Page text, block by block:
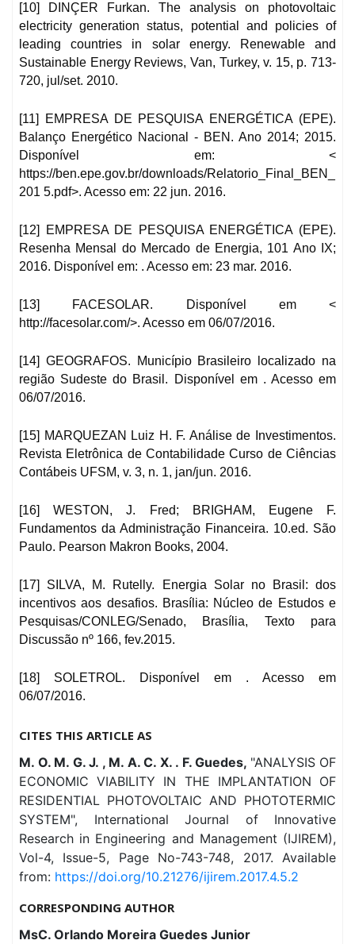
[10] DINÇER Furkan. The analysis on photovoltaic
electricity generation status, potential and policies of
leading countries in solar energy. Renewable and
Sustainable Energy Reviews, Van, Turkey, v. 15, p. 713-
720, jul/set. 2010.
[11] EMPRESA DE PESQUISA ENERGÉTICA (EPE).
Balanço Energético Nacional - BEN. Ano 2014; 2015.
Disponível em: <
https://ben.epe.gov.br/downloads/Relatorio_Final_BEN_
201 5.pdf>. Acesso em: 22 jun. 2016.
[12] EMPRESA DE PESQUISA ENERGÉTICA (EPE).
Resenha Mensal do Mercado de Energia, 101 Ano IX;
2016. Disponível em: . Acesso em: 23 mar. 2016.
[13] FACESOLAR. Disponível em <
http://facesolar.com/>. Acesso em 06/07/2016.
[14] GEOGRAFOS. Município Brasileiro localizado na
região Sudeste do Brasil. Disponível em . Acesso em
06/07/2016.
[15] MARQUEZAN Luiz H. F. Análise de Investimentos.
Revista Eletrônica de Contabilidade Curso de Ciências
Contábeis UFSM, v. 3, n. 1, jan/jun. 2016.
[16] WESTON, J. Fred; BRIGHAM, Eugene F.
Fundamentos da Administração Financeira. 10.ed. São
Paulo. Pearson Makron Books, 2004.
[17] SILVA, M. Rutelly. Energia Solar no Brasil: dos
incentivos aos desafios. Brasília: Núcleo de Estudos e
Pesquisas/CONLEG/Senado, Brasília, Texto para
Discussão nº 166, fev.2015.
[18] SOLETROL. Disponível em . Acesso em
06/07/2016.
CITES THIS ARTICLE AS
M. O. M. G. J. , M. A. C. X. . F. Guedes, "ANALYSIS OF
ECONOMIC VIABILITY IN THE IMPLANTATION OF
RESIDENTIAL PHOTOVOLTAIC AND PHOTOTERMIC
SYSTEM", International Journal of Innovative
Research in Engineering and Management (IJIREM),
Vol-4, Issue-5, Page No-743-748, 2017. Available
from: https://doi.org/10.21276/ijirem.2017.4.5.2
CORRESPONDING AUTHOR
MsC. Orlando Moreira Guedes Junior